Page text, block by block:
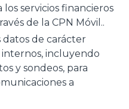
servicios financieros
de la CPN Móvil..
datos de carácter
incluyendo
y sondeos, para
a